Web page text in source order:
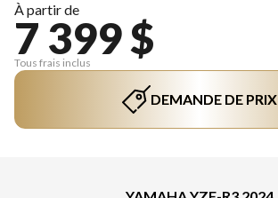
À partir de
7 399 $
Tous frais inclus
DEMANDE DE PRIX